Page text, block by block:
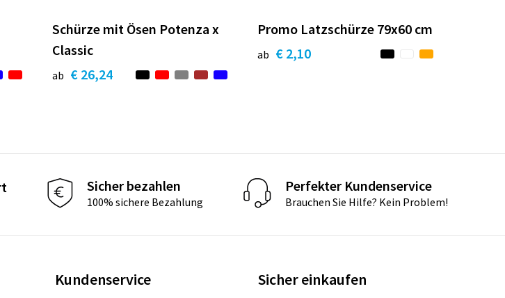
Schürze mit Ösen Potenza x
Classic
ab € 26,24
Promo Latzschürze 79x60 cm
ab € 2,10
Sicher bezahlen
100% sichere Bezahlung
Perfekter Kundenservice
Brauchen Sie Hilfe? Kein Problem!
Kundenservice Sicher einkaufen